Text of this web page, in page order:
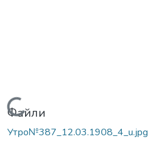
Вантажиться...
Файли
Утро№387_12.03.1908_4_u.jpg